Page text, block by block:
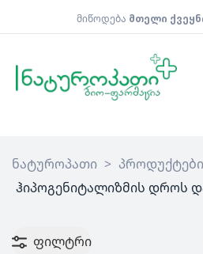
მიწოდება მთელი
ნატუროპათი > პროდუქტები
ჰიპოგენიტალიზმის დროს
ფილტრი